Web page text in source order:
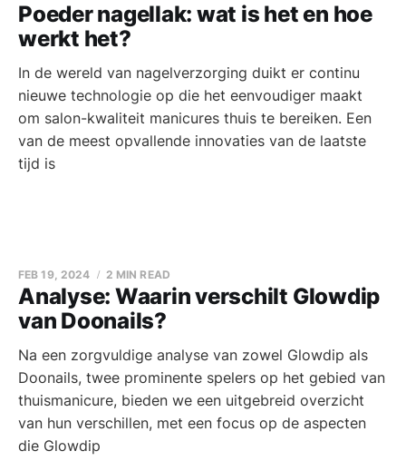
Poeder nagellak: wat is het en hoe
werkt het?
In de wereld van nagelverzorging duikt er continu
nieuwe technologie op die het eenvoudiger maakt
om salon-kwaliteit manicures thuis te bereiken. Een
van de meest opvallende innovaties van de laatste
tijd is
Analyse: Waarin verschilt Glowdip
van Doonails?
FEB 19, 2024 2 MIN READ
Na een zorgvuldige analyse van zowel Glowdip als
Doonails, twee prominente spelers op het gebied van
thuismanicure, bieden we een uitgebreid overzicht
van hun verschillen, met een focus op de aspecten
die Glowdip